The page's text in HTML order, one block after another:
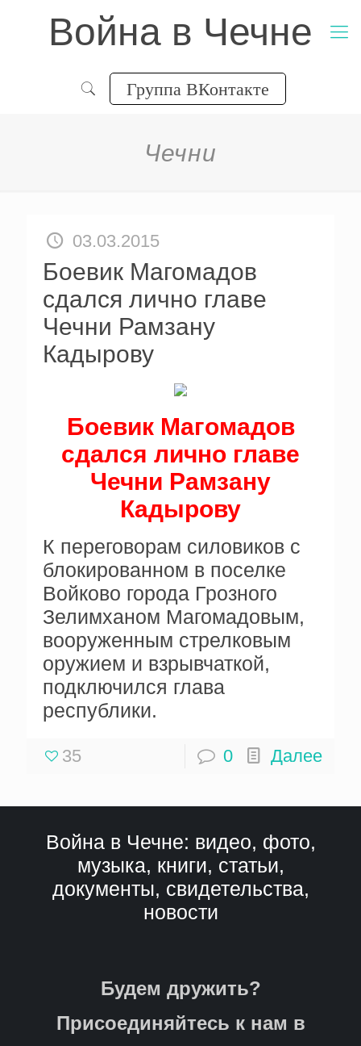
Война в Чечне
Группа ВКонтакте
Чечни
03.03.2015
Боевик Магомадов
сдался лично главе
Чечни Рамзану
Кадырову
Боевик Магомадов
сдался лично главе
Чечни Рамзану
Кадырову
К переговорам силовиков с
блокированном в поселке
Войково города Грозного
Зелимханом Магомадовым,
вооруженным стрелковым
оружием и взрывчаткой,
подключился глава
республики.
35 0 Далее
Война в Чечне: видео, фото,
музыка, книги, статьи,
документы, свидетельства,
новости
Будем дружить?
Присоединяйтесь к нам в